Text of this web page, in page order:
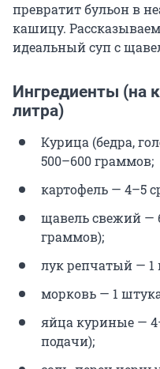
превратит бульон в
кашицу.
идеальный суп с
Ингредиенты (на
литра)
Курица (бедра,
500–600 граммов;
картофель — 4–5
щавель свежий —
граммов);
лук репчатый — 1
морковь — 1
яйца куриные —
подачи);